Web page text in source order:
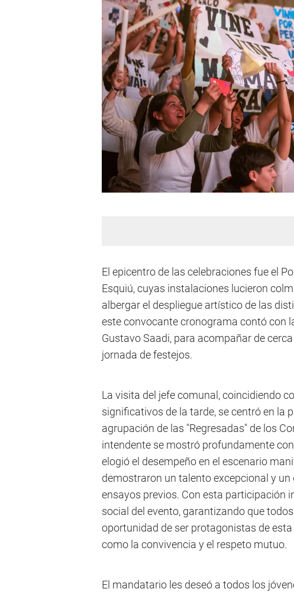
El epicentro de las celebraciones fue el
Esquiú, cuyas instalaciones lucieron
albergar el despliegue artístico de las
este convocante cronograma contó con
Gustavo Saadi, para acompañar de
jornada de festejos.
La visita del jefe comunal, coincidiendo
significativos de la tarde, se centró en la
agrupación de las "Regresadas" de los
intendente se mostró profundamente
elogió el desempeño en el escenario
demostraron un talento excepcional y
ensayos previos. Con esta participación
social del evento, garantizando que
oportunidad de ser protagonistas de
como la convivencia y el respeto mutuo.
El mandatario les deseó a todos los